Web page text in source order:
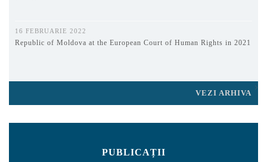
16 FEBRUARIE 2022
Republic of Moldova at the European Court of Human Rights in 2021
VEZI ARHIVA
PUBLICAȚII